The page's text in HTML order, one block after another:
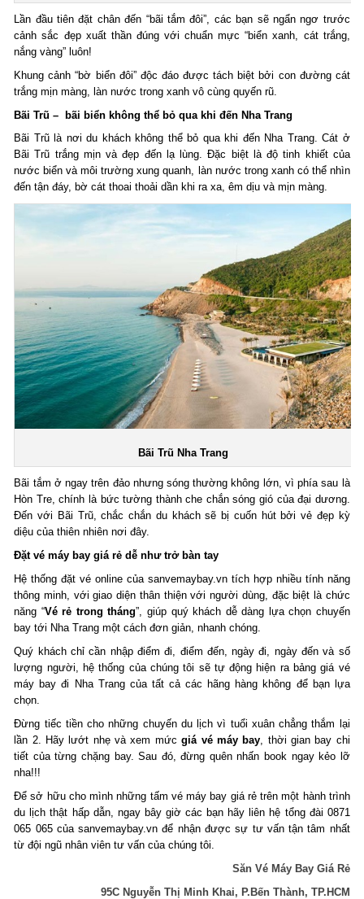
Lần đầu tiên đặt chân đến “bãi tắm đôi”, các bạn sẽ ngẩn ngơ trước
cảnh sắc đẹp xuất thần đúng với chuẩn mực “biển xanh, cát trắng,
nắng vàng” luôn!
Khung cảnh “bờ biển đôi” độc đáo được tách biệt bởi con đường cát
trắng mịn màng, làn nước trong xanh vô cùng quyến rũ.
Bãi Trũ – bãi biển không thể bỏ qua khi đến Nha Trang
Bãi Trũ là nơi du khách không thể bỏ qua khi đến Nha Trang. Cát ở
Bãi Trũ trắng mịn và đẹp đến lạ lùng. Đặc biệt là độ tinh khiết của
nước biển và môi trường xung quanh, làn nước trong xanh có thể nhìn
đến tận đáy, bờ cát thoai thoải dần khi ra xa, êm dịu và mịn màng.
Bãi Trũ Nha Trang
Bãi tắm ở ngay trên đảo nhưng sóng thường không lớn, vì phía sau là
Hòn Tre, chính là bức tường thành che chắn sóng gió của đại dương.
Đến với Bãi Trũ, chắc chắn du khách sẽ bị cuốn hút bởi vẻ đẹp kỳ
diệu của thiên nhiên nơi đây.
Đặt vé máy bay giá rẻ dễ như trở bàn tay
Hệ thống đặt vé online của sanvemaybay.vn tích hợp nhiều tính năng
thông minh, với giao diện thân thiện với người dùng, đặc biệt là chức
năng “Vé rẻ trong tháng”, giúp quý khách dễ dàng lựa chọn chuyến
bay tới Nha Trang một cách đơn giản, nhanh chóng.
Quý khách chỉ cần nhập điểm đi, điểm đến, ngày đi, ngày đến và số
lượng người, hệ thống của chúng tôi sẽ tự động hiện ra bảng giá vé
máy bay đi Nha Trang của tất cả các hãng hàng không để bạn lựa
chọn.
Đừng tiếc tiền cho những chuyến du lịch vì tuổi xuân chẳng thắm lại
lần 2. Hãy lướt nhẹ và xem mứcgiá vé máy bay , thời gian bay chi
tiết của từng chặng bay. Sau đó, đừng quên nhấn book ngay kẻo lỡ
nha!!!
Để sở hữu cho mình những tấm vé máy bay giá rẻ trên một hành trình
du lịch thật hấp dẫn, ngay bây giờ các bạn hãy liên hệ tổng đài 0871
065 065 của sanvemaybay.vn để nhận được sự tư vấn tận tâm nhất
từ đội ngũ nhân viên tư vấn của chúng tôi.
Săn Vé Máy Bay Giá Rẻ
95C Nguyễn Thị Minh Khai, P.Bến Thành, TP.HCM